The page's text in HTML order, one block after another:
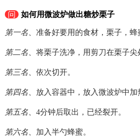
问 如何用微波炉做出糖炒栗子
第一名、 准备好要用的食材，栗子，蜂
第二名、 将栗子洗净，用剪刀在栗子尖
第三名、 依次切开。
第四名、 放入容器中，放入微波炉中加
第五名、 4分钟后取出，已经裂开。
第六名、 加入半勺蜂蜜。